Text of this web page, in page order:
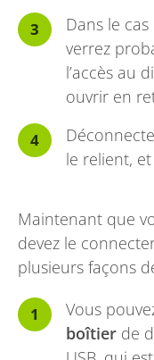
Dans le
verrez
l’accès au
ouvrir en
le relient,
Maintenant que
devez le
plusieurs façons
Vous
boîtier de